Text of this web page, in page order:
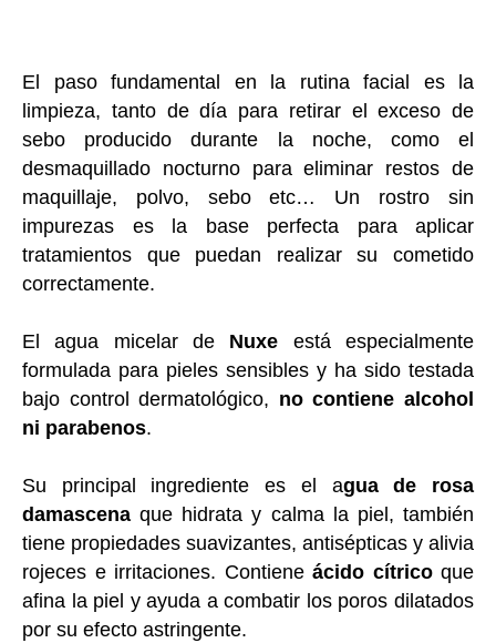
El paso fundamental en la rutina facial es la
limpieza, tanto de día para retirar el exceso de
sebo producido durante la noche, como el
desmaquillado nocturno para eliminar restos de
maquillaje, polvo, sebo etc… Un rostro sin
impurezas es la base perfecta para aplicar
tratamientos que puedan realizar su cometido
correctamente.
El agua micelar de Nuxe está especialmente
formulada para pieles sensibles y ha sido testada
bajo control dermatológico, no contiene alcohol
ni parabenos.
Su principal ingrediente es el agua de rosa
damascena que hidrata y calma la piel, también
tiene propiedades suavizantes, antisépticas y alivia
rojeces e irritaciones. Contiene ácido cítricoque
afina la piel y ayuda a combatir los poros dilatados
por su efecto astringente.